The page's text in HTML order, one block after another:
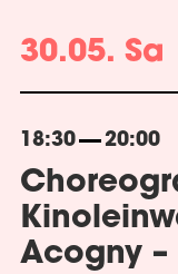
30.05. Sa
18:30 20:00
Acogny –